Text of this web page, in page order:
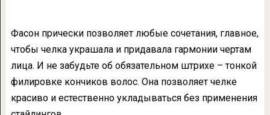
Фасон прически позволяет любые сочетания, главное,
чтобы челка украшала и придавала гармонии чертам
лица. И не забудьте об обязательном штрихе – тонкой
филировке кончиков волос. Она позволяет челке
красиво и естественно укладываться без применения